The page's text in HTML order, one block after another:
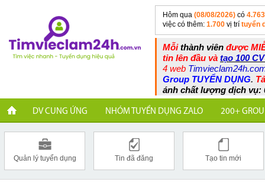
Hôm qua (08/08/2026) có 4.763
việc có thêm: 1.700 vị trí tuyển
Mỗithành viên được
tin lên đầu và tạo 100
4 web
Group TUYỂN DỤNG.
ánh chất lượng dịch vụ:
DV CUNG ỨNG NHÓM TUYỂN DỤNG ZALO 200+
Quản lý tuyển dụng Tin đã đăng Tạo tin mới